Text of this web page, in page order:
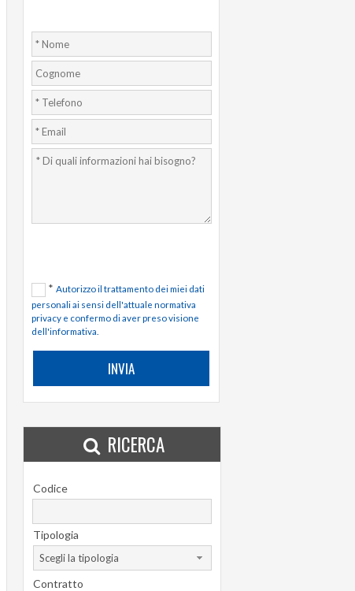
* Autorizzo il trattamento dei miei dati
personali ai sensi dell'attuale normativa
privacy e confermo di aver preso visione
dell'informativa.
RICERCA
Codice
Tipologia
Scegli la tipologia
Contratto